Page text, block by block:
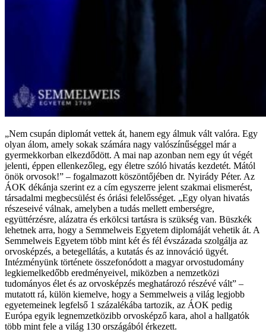
„Nem csupán diplomát vettek át, hanem egy álmuk vált valóra. Egy
olyan álom, amely sokak számára nagy valószínűséggel már a
gyermekkorban elkezdődött. A mai nap azonban nem egy út végét
jelenti, éppen ellenkezőleg, egy életre szóló hivatás kezdetét. Mától
önök orvosok!” – fogalmazott köszöntőjében dr. Nyirády Péter. Az
ÁOK dékánja szerint ez a cím egyszerre jelent szakmai elismerést,
társadalmi megbecsülést és óriási felelősséget. „Egy olyan hivatás
részeseivé válnak, amelyben a tudás mellett emberségre,
együttérzésre, alázatra és erkölcsi tartásra is szükség van. Büszkék
lehetnek arra, hogy a Semmelweis Egyetem diplomáját vehetik át. A
Semmelweis Egyetem több mint két és fél évszázada szolgálja az
orvosképzés, a betegellátás, a kutatás és az innováció ügyét.
Intézményünk története összefonódott a magyar orvostudomány
legkiemelkedőbb eredményeivel, miközben a nemzetközi
tudományos élet és az orvosképzés meghatározó részévé vált” –
mutatott rá, külön kiemelve, hogy a Semmelweis a világ legjobb
egyetemeinek legfelső 1 százalékába tartozik, az ÁOK pedig
Európa egyik legnemzetközibb orvosképző kara, ahol a hallgatók
több mint fele a világ 130 országából érkezett.